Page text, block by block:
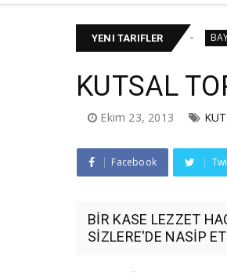
YENI TARIFLER
YAŞ PASTA TARİFİ BAYRAM
KUTSAL
Ekim 23, 2013
Facebook
BİR KASE LEZZET
SİZLERE'DE NASİP